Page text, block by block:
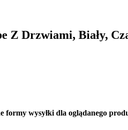
Z Drzwiami, Biały,
formy wysyłki dla oglądanego